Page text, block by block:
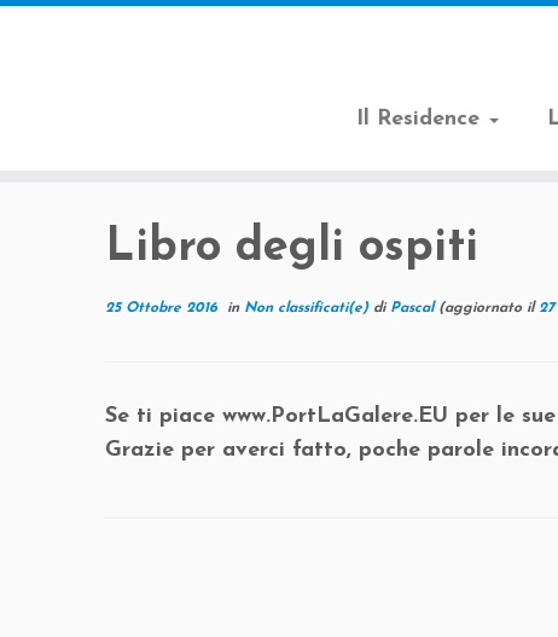
Il Residence
Libro degli ospiti
25 Ottobre 2016in Non classificati(e) di Pascal(aggiornato il
Se ti piace www.PortLaGalere.EU per le
Grazie per averci fatto, poche parole